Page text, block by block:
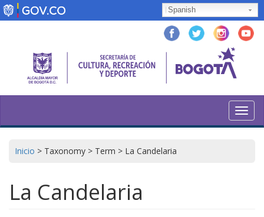
Pasar
al
Spanish
Inicio > Taxonomy > Term > La Candelaria
La Candelaria